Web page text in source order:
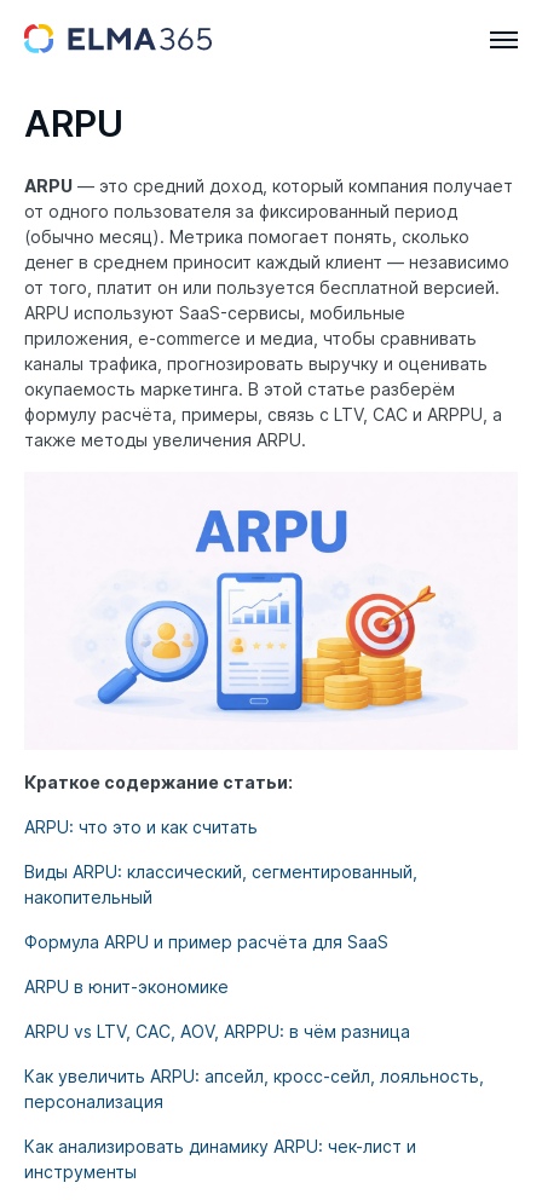
ARPU
ARPU — это средний доход, который компания получает
от одного пользователя за фиксированный период
(обычно месяц). Метрика помогает понять, сколько
денег в среднем приносит каждый клиент — независимо
от того, платит он или пользуется бесплатной версией.
ARPU используют SaaS-сервисы, мобильные
приложения, e-commerce и медиа, чтобы сравнивать
каналы трафика, прогнозировать выручку и оценивать
окупаемость маркетинга. В этой статье разберём
формулу расчёта, примеры, связь с LTV, CAC и ARPPU, а
также методы увеличения ARPU.
Краткое содержание статьи:
ARPU: что это и как считать
Виды ARPU: классический, сегментированный,
накопительный
Формула ARPU и пример расчёта для SaaS
ARPU в юнит-экономике
ARPU vs LTV, CAC, AOV, ARPPU: в чём разница
Как увеличить ARPU: апсейл, кросс-сейл, лояльность,
персонализация
Как анализировать динамику ARPU: чек-лист и
инструменты